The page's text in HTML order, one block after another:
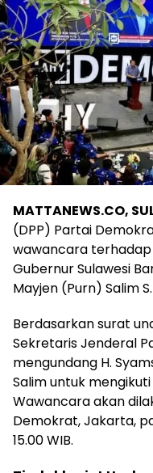
MATTANEWS.CO,
(DPP) Partai
wawancara
Gubernur Sulawesi
Mayjen (Purn) Salim
Berdasarkan surat
Sekretaris Jenderal
mengundang H.
Salim untuk
Wawancara akan
Demokrat, Jakarta,
15.00 WIB.